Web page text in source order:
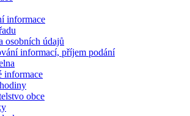
informace
osobních údajů
informací, příjem podání
informace
obce